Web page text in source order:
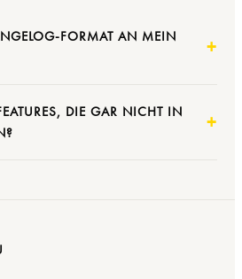
FORMAT AN MEIN
DIE GAR NICHT IN